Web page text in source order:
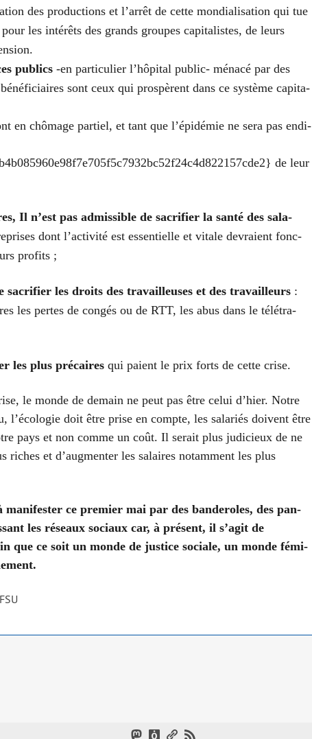
des pro­duc­tions et l’arrêt de cette mon­dia­li­sa­tion qui tue
les inté­rêts des grands groupes capi­ta­listes, de leurs
publics -en par­ti­cu­lier l’hô­pi­tal public- ména­cé par des
sont ceux qui pros­pèrent dans ce sys­tème capi­ta­
en chô­mage par­tiel, et tant que l’é­pi­dé­mie ne sera pas endi­
de leur
Il n’est pas admis­sible de sacri­fier la san­té des sala­
dont l’ac­ti­vi­té est essen­tielle et vitale devraient fonc­
pro­fits ;
sacri­fier les droits des tra­vailleuses et des tra­vailleurs :
les pertes de congés ou de RTT, les abus dans le télé­tra­
les plus pré­caires qui paient le prix forts de cette crise.
le monde de demain ne peut pas être celui d’hier. Notre
l’écologie doit être prise en compte, les sala­riés doivent être
pays et non comme un coût. Il serait plus judi­cieux de ne
riches et d’augmenter les salaires notam­ment les plus
mani­fes­ter ce pre­mier mai par des ban­de­roles, des pan­
les réseaux sociaux car, à pré­sent, il s’a­git de
que ce soit un monde de jus­tice sociale, un monde fémi­